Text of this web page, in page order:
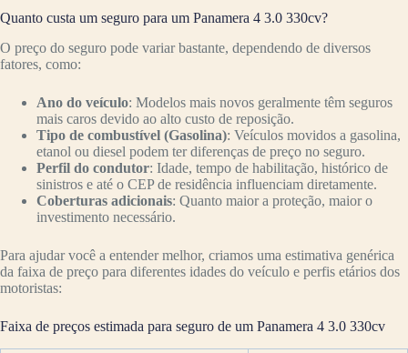
Quanto custa um seguro para um Panamera 4 3.0 330cv?
O preço do seguro pode variar bastante, dependendo de diversos
fatores, como:
Ano do veículo: Modelos mais novos geralmente têm seguros
mais caros devido ao alto custo de reposição.
Tipo de combustível (Gasolina): Veículos movidos a gasolina,
etanol ou diesel podem ter diferenças de preço no seguro.
Perfil do condutor: Idade, tempo de habilitação, histórico de
sinistros e até o CEP de residência influenciam diretamente.
Coberturas adicionais: Quanto maior a proteção, maior o
investimento necessário.
Para ajudar você a entender melhor, criamos uma estimativa genérica
da faixa de preço para diferentes idades do veículo e perfis etários dos
motoristas:
Faixa de preços estimada para seguro de um Panamera 4 3.0 330cv